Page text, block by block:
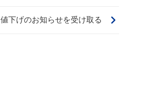
値下げのお知らせを受け取る